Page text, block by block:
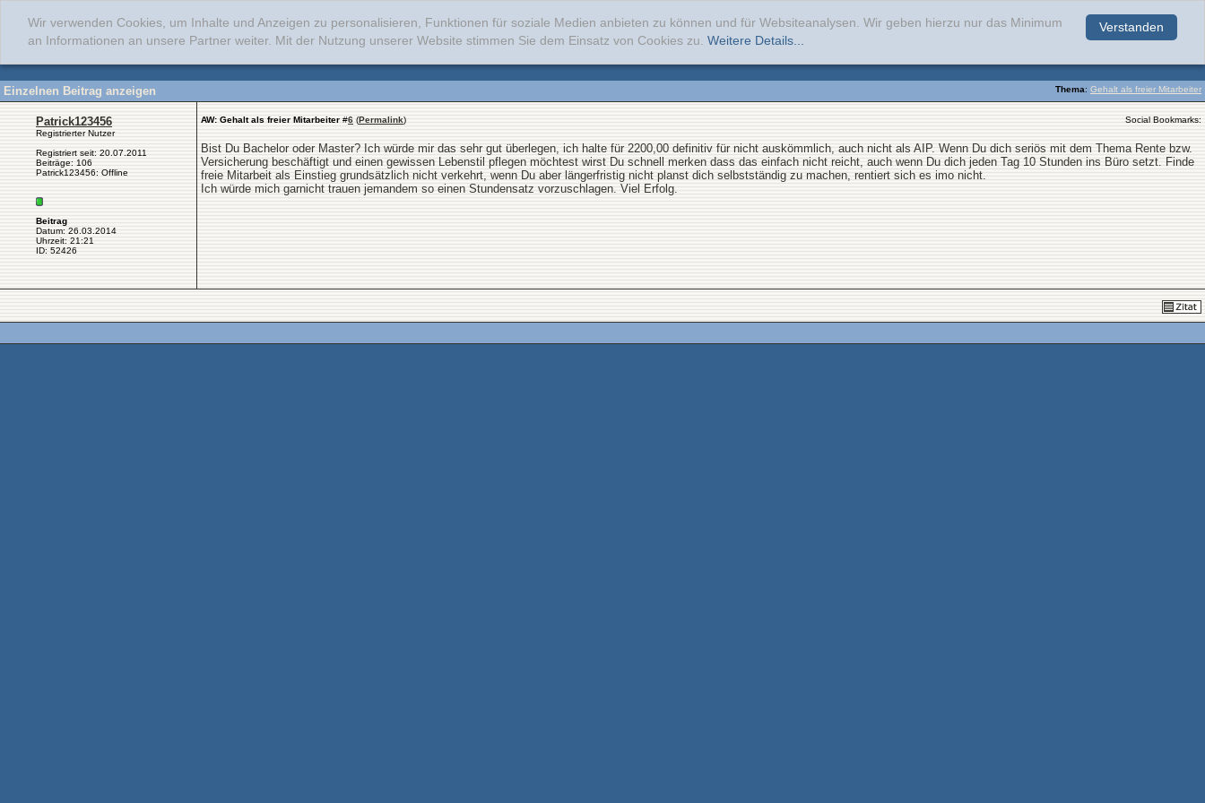
Verstanden
Wir verwenden Cookies, um Inhalte und Anzeigen zu personalisieren, Funktionen für soziale Medien anbieten zu können und für Websiteanalysen. Wir geben hierzu nur das Minimum
an Informationen an unsere Partner weiter. Mit der Nutzung unserer Website stimmen Sie dem Einsatz von Cookies zu. Weitere Details...
Thema: Gehalt als freier Mitarbeiter
Einzelnen Beitrag anzeigen
Patrick123456
Registrierter Nutzer
Registriert seit: 20.07.2011
Beiträge: 106
Patrick123456: Offline
Beitrag
Datum: 26.03.2014
Uhrzeit: 21:21
ID: 52426
AW: Gehalt als freier Mitarbeiter #6 (Permalink) Social Bookmarks:
Bist Du Bachelor oder Master? Ich würde mir das sehr gut überlegen, ich halte für 2200,00 definitiv für nicht auskömmlich, auch nicht als AIP. Wenn Du dich seriös mit dem Thema Rente bzw.
Versicherung beschäftigt und einen gewissen Lebenstil pflegen möchtest wirst Du schnell merken dass das einfach nicht reicht, auch wenn Du dich jeden Tag 10 Stunden ins Büro setzt. Finde
freie Mitarbeit als Einstieg grundsätzlich nicht verkehrt, wenn Du aber längerfristig nicht planst dich selbstständig zu machen, rentiert sich es imo nicht.
Ich würde mich garnicht trauen jemandem so einen Stundensatz vorzuschlagen. Viel Erfolg.